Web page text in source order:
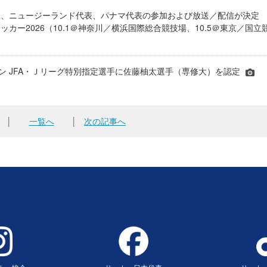
ニュージーランド代表、パナマ代表の参加および放送／配信が決定
カー2026（10.1＠神奈川／横浜国際総合競技場、10.5＠東京／国立
JFA・Ｊリーグ特別指定選手に佐藤柚太選手（専修大）を認定
一覧へ 次の記事へ